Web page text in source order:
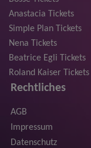
Anastacia Tickets
Simple Plan Tickets
Nena Tickets
Beatrice Egli Tickets
Roland Kaiser Tickets
Rechtliches
AGB
Impressum
Datenschutz